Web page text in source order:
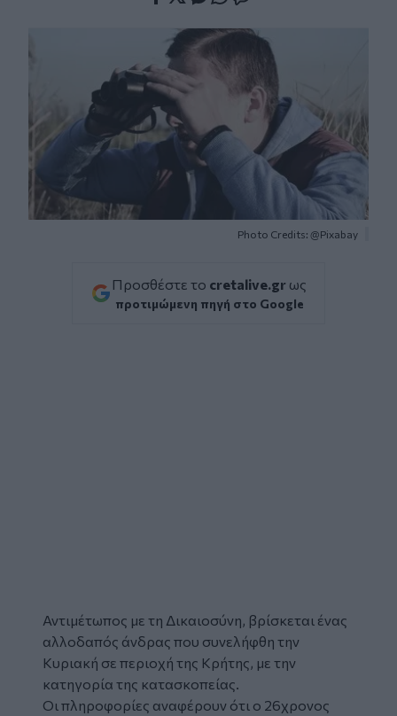
Photo Credits: @Pixabay
Προσθέστε το cretalive.gr ως
προτιμώμενη πηγή στο Google
Αντιμέτωπος με τη Δικαιοσύνη, βρίσκεται ένας
αλλοδαπός άνδρας που συνελήφθη την
Κυριακή σε περιοχή της Κρήτης, με την
κατηγορία της κατασκοπείας.
Οι πληροφορίες αναφέρουν ότι ο 26χρονος